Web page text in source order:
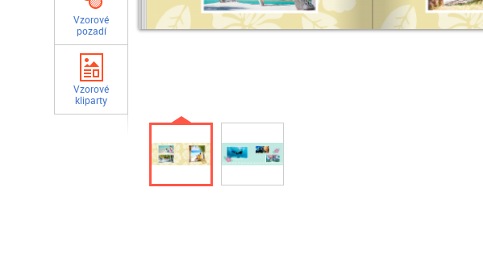
Vzorové
pozadí
Vzorové
kliparty